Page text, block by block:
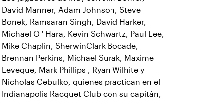
David Manner, Adam Johnson, Steve
Bonek, Ramsaran Singh, David Harker,
Michael O ' Hara, Kevin Schwartz, Paul Lee,
Mike Chaplin, SherwinClark Bocade,
Brennan Perkins, Michael Surak, Maxime
Leveque, Mark Phillips , Ryan Wilhite y
Nicholas Cebulko, quienes practican en el
Indianapolis Racquet Club con su capitán,